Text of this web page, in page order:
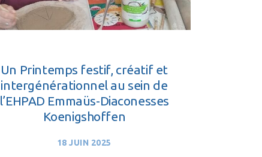
Un Printemps festif, créatif et
intergénérationnel au sein de
l’EHPAD Emmaüs-Diaconesses
Koenigshoffen
18 JUIN 2025